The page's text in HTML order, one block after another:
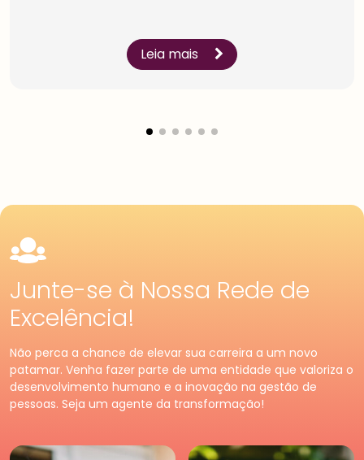
Leia mais
Junte-se à Nossa Rede de
Excelência!
Não perca a chance de elevar sua carreira a um novo
patamar. Venha fazer parte de uma entidade que valoriza o
desenvolvimento humano e a inovação na gestão de
pessoas. Seja um agente da transformação!
Conecte-se com líderes e
especialistas, amplie a
especialistas sobre
gestão de pessoas.
Conheça os benefícios
Pessoa Física
Premium
Tenha acessos exclusivos
e diferenciados da maior
comunidade de Recursos
Humanos. Conheça os
para a sua carreira.
Pessoa
Fortaleça o seu negócio e
faça parte da maior
comunidade de Recursos
Humanos. Conheças os